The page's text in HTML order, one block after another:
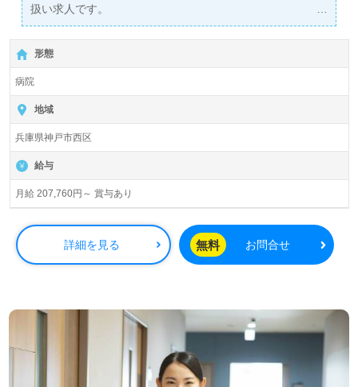
扱い求人です。
詳細に関してお気軽にご相談ください♪
【無料】で皆さんの転職活動をサポートいたします。
形態
病院
地域
兵庫県神戸市西区
給与
月給 207,760円～ 賞与あり
詳細を見る 無料 お問合せ